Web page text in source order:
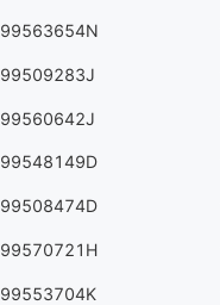
99563654N
99509283J
99560642J
99548149D
99508474D
99570721H
99553704K